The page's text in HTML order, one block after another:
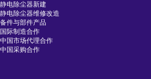
静电除尘器新建
静电除尘器维修改造
备件与部件产品
国际制造合作
中国市场代理合作
中国采购合作